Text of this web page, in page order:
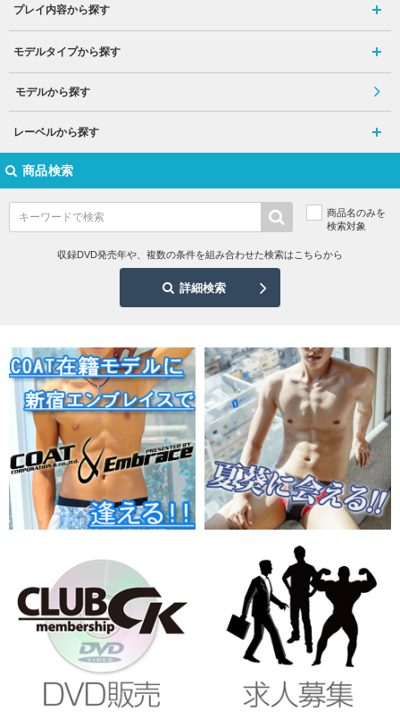
プレイ内容から探す
モデルタイプから探す
モデルから探す
レーベルから探す
商品検索
商品名のみを
検索対象
収録DVD発売年や、複数の条件を組み合わせた検索はこちらから
詳細検索